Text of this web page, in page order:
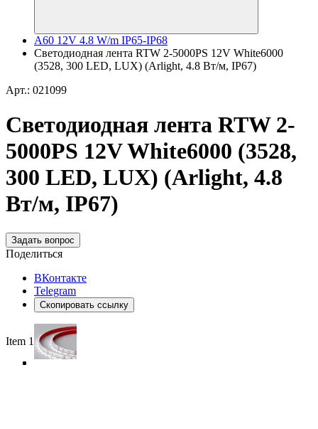
A60 12V 4.8 W/m IP65-IP68
Светодиодная лента RTW 2-5000PS 12V White6000
(3528, 300 LED, LUX) (Arlight, 4.8 Вт/м, IP67)
Арт.: 021099
Светодиодная лента RTW 2-
5000PS 12V White6000 (3528,
300 LED, LUX) (Arlight, 4.8
Вт/м, IP67)
Задать вопрос
Поделиться
ВКонтакте
Telegram
Скопировать ссылку
Item 1 of 4